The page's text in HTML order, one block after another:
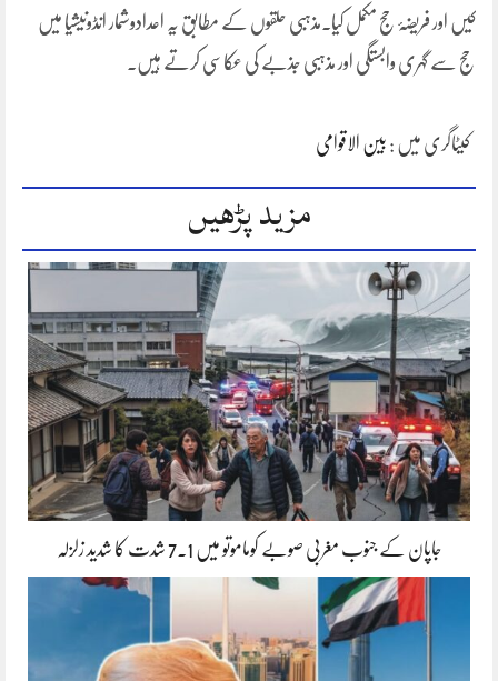
کیں اور فریضۂ حج مکمل کیا۔مذہبی حلقوں کے مطابق یہ اعدادوشمار انڈونیشیا میں
حج سے گہری وابستگی اور مذہبی جذبے کی عکاسی کرتے ہیں۔
کیٹاگری میں : بین الاقوامی
مزید پڑھیں
جاپان کے جنوب مغربی صوبے کوماموتو میں 7.1 شدت کا شدید زلزلہ